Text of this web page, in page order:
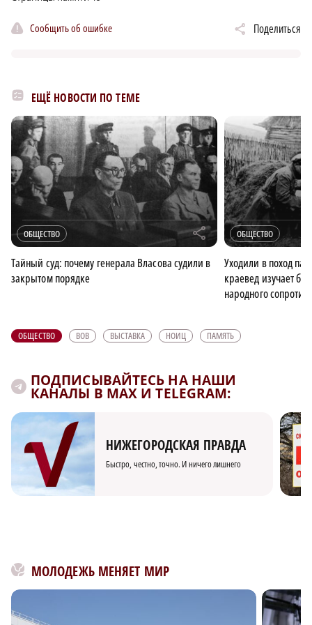
Сообщить об ошибке Поделиться
ЕЩЁ НОВОСТИ ПО ТЕМЕ
ОБЩЕСТВО r
Тайный суд: почему генерала Власова судили в
закрытом порядке
ОБЩЕСТВО
Уходили в поход
краевед изучает
народного
ОБЩЕСТВО ВОВ ВЫСТАВКА НОИЦ ПАМЯТЬ
ПОДПИСЫВАЙТЕСЬ НА НАШИ
КАНАЛЫ В MAX И TELEGRAM:
НИЖЕГОРОДСКАЯ ПРАВДА
Быстро, честно, точно. И ничего лишнего
МОЛОДЕЖЬ МЕНЯЕТ МИР